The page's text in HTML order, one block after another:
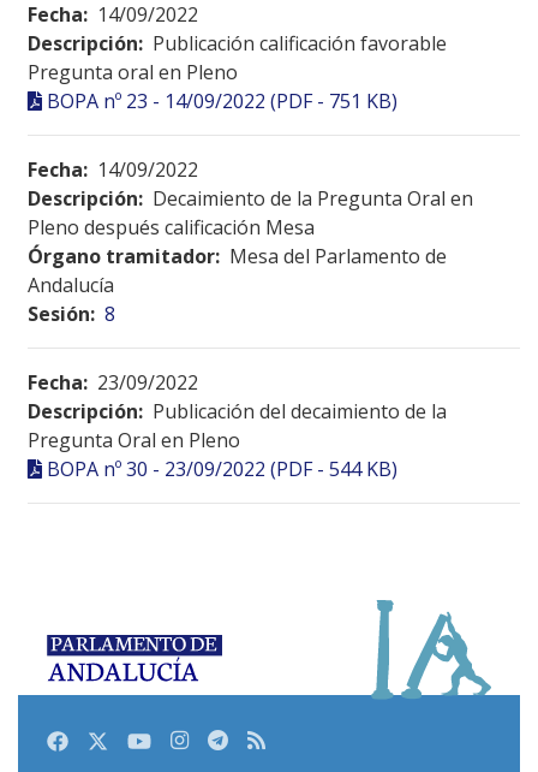
Fecha: 14/09/2022
Descripción: Publicación calificación favorable
Pregunta oral en Pleno
BOPA nº 23 - 14/09/2022 (PDF - 751 KB)
Fecha: 14/09/2022
Descripción: Decaimiento de la Pregunta Oral en
Pleno después calificación Mesa
Órgano tramitador: Mesa del Parlamento de
Andalucía
Sesión: 8
Fecha: 23/09/2022
Descripción: Publicación del decaimiento de la
Pregunta Oral en Pleno
BOPA nº 30 - 23/09/2022 (PDF - 544 KB)
FacebookTwitterYoutubeInstagram
Telegram
RSS